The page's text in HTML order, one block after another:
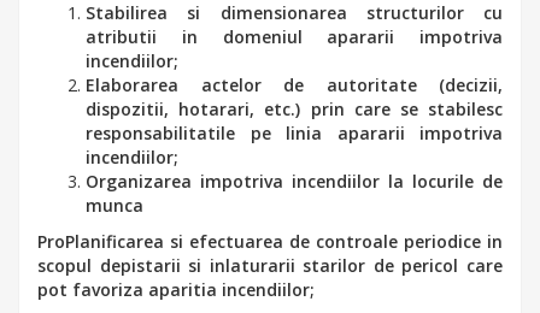
Stabilirea si dimensionarea structurilor cu
atributii in domeniul apararii impotriva
incendiilor;
Elaborarea actelor de autoritate (decizii,
dispozitii, hotarari, etc.) prin care se stabilesc
responsabilitatile pe linia apararii impotriva
incendiilor;
Organizarea impotriva incendiilor la locurile de
munca
ProPlanificarea si efectuarea de controale periodice in
scopul depistarii si inlaturarii starilor de pericol care
pot favoriza aparitia incendiilor;